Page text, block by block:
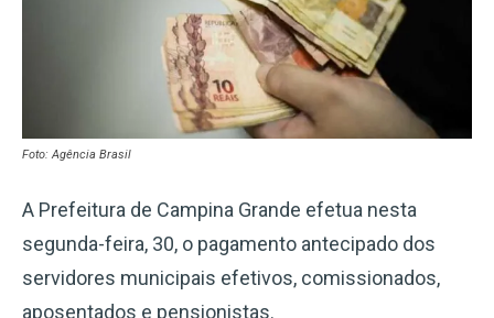
Foto: Agência Brasil
A Prefeitura de Campina Grande efetua nesta
segunda-feira, 30, o pagamento antecipado dos
servidores municipais efetivos, comissionados,
aposentados e pensionistas.